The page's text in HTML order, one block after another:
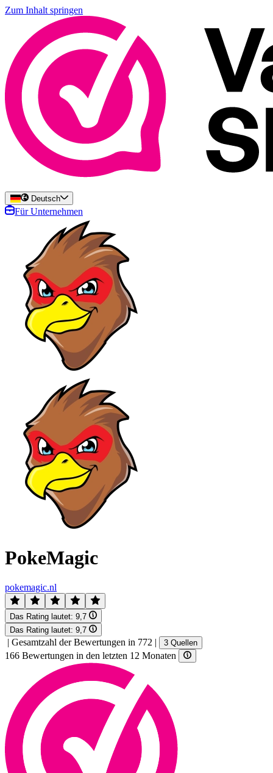
Zum Inhalt springen
Deutsch
Für Unternehmen
PokeMagic
pokemagic.nl
Das Rating lautet: 9,7
Das Rating lautet: 9,7
| Gesamtzahl der Bewertungen in 772 | 3 Quellen
166 Bewertungen in den letzten 12 Monaten